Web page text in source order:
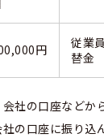
円
従業
替金
社の口座などか
の口座に振り込